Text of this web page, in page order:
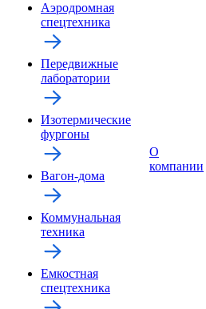
Аэродромная
спецтехника
Передвижные
лаборатории
Изотермические
фургоны
Вагон-дома
Коммунальная
техника
Емкостная
спецтехника
О
компании